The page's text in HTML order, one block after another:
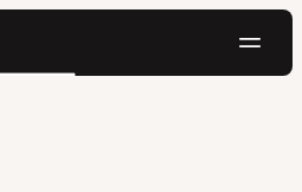
SEO e come scegliere l’host